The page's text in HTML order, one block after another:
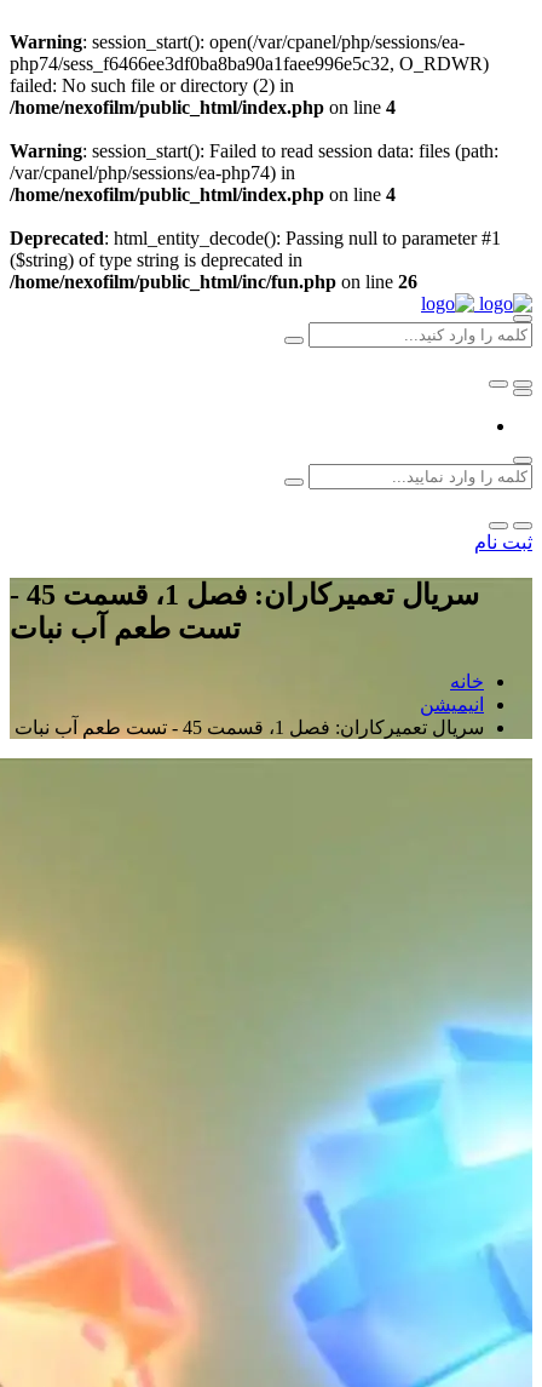
Warning: session_start(): open(/var/cpanel/php/sessions/ea-
php74/sess_f6466ee3df0ba8ba90a1faee996e5c32, O_RDWR)
failed: No such file or directory (2) in
/home/nexofilm/public_html/index.php on line 4
Warning: session_start(): Failed to read session data: files (path:
/var/cpanel/php/sessions/ea-php74) in
/home/nexofilm/public_html/index.php on line 4
Deprecated: html_entity_decode(): Passing null to parameter #1
($string) of type string is deprecated in
/home/nexofilm/public_html/inc/fun.php on line 26
ثبت نام
سریال تعمیرکاران: فصل 1، قسمت 45 -
تست طعم آب نبات
خانه
انیمیشن
سریال تعمیرکاران: فصل 1، قسمت 45 - تست طعم آب نبات